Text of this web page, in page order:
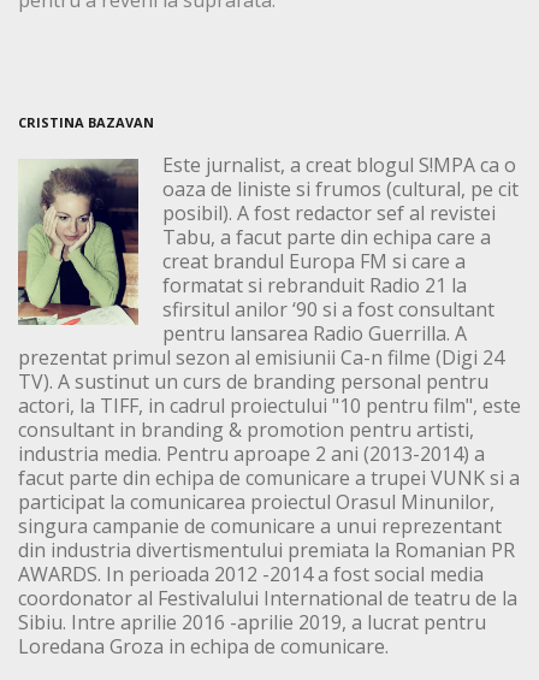
CRISTINA BAZAVAN
Este jurnalist, a creat blogul S!MPA ca o
oaza de liniste si frumos (cultural, pe cit
posibil). A fost redactor sef al revistei
Tabu, a facut parte din echipa care a
creat brandul Europa FM si care a
formatat si rebranduit Radio 21 la
sfirsitul anilor ‘90 si a fost consultant
pentru lansarea Radio Guerrilla. A
prezentat primul sezon al emisiunii Ca-n filme (Digi 24
TV). A sustinut un curs de branding personal pentru
actori, la TIFF, in cadrul proiectului "10 pentru film", este
consultant in branding & promotion pentru artisti,
industria media. Pentru aproape 2 ani (2013-2014) a
facut parte din echipa de comunicare a trupei VUNK si a
participat la comunicarea proiectul Orasul Minunilor,
singura campanie de comunicare a unui reprezentant
din industria divertismentului premiata la Romanian PR
AWARDS. In perioada 2012 -2014 a fost social media
coordonator al Festivalului International de teatru de la
Sibiu. Intre aprilie 2016 -aprilie 2019, a lucrat pentru
Loredana Groza in echipa de comunicare.